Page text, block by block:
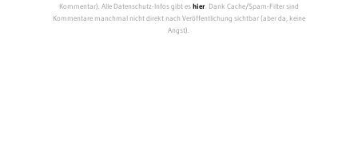
Kommentar). Alle Datenschutz-Infos gibt eshier. Dank Cache/Spam-Filter sind
Kommentare manchmal nicht direkt nach Veröffentlichung sichtbar (aber da, keine
Angst).